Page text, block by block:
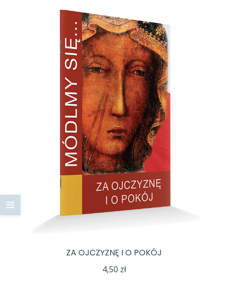
ZA OJCZYZNĘ I O POKÓJ
4,50 zł